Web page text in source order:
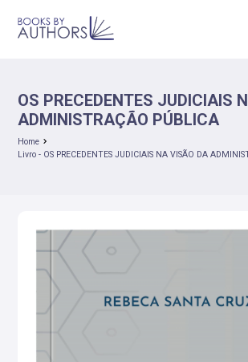
OS PRECEDENTES JUDICIAIS
ADMINISTRAÇÃO PÚBLICA
Home
Livro - OS PRECEDENTES JUDICIAIS NA VISÃO DA